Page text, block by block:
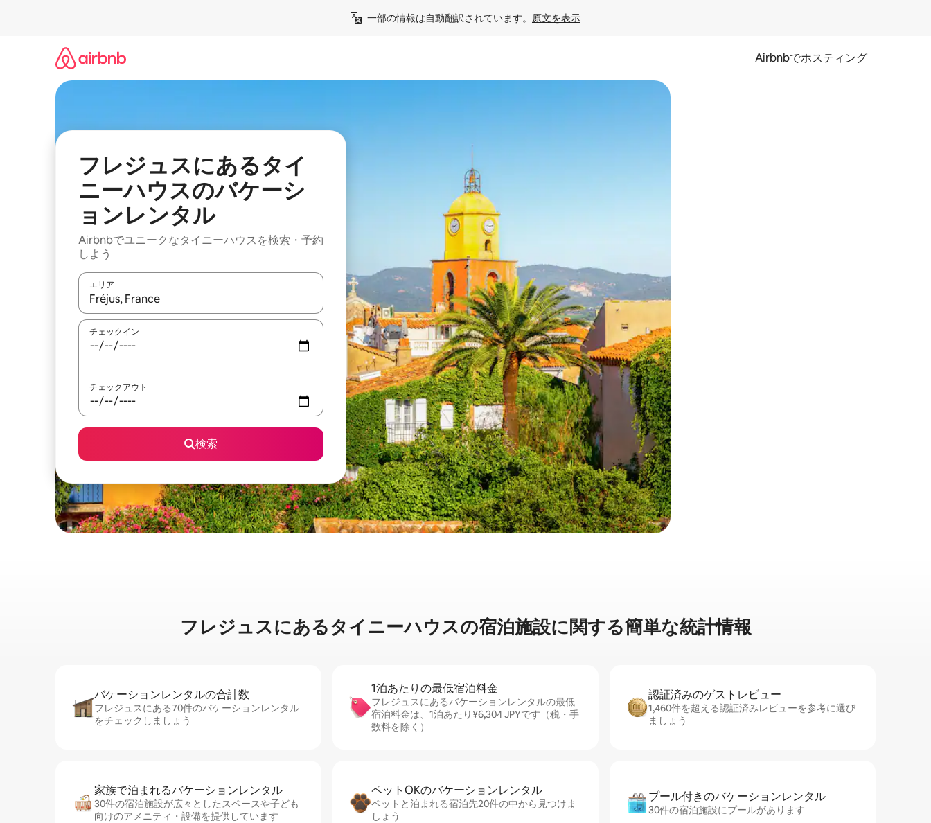
一部の情報は自動翻訳されています。 原文を表示
Airbnbでホスティング
フレジュスにあるタイ
ニーハウスのバケーシ
ョンレンタル
Airbnbでユニークなタイニーハウスを検索・予約
しよう
エリア
検索結果が表示されたら、上下の矢印キーを使って移動するか、画面をタッチまたはスワイプして検索結果を確認することができます。
チェックイン
チェックアウト
検索
フレジュスに⁠あ⁠るタ⁠イ⁠ニ⁠ー⁠ハ⁠ウ⁠ス⁠の宿⁠泊⁠施⁠設⁠に関⁠す⁠る簡⁠単⁠な統⁠計⁠情⁠報
バケーションレ⁠ン⁠タ⁠ル⁠の合⁠計⁠数
フレジュスにある70件のバケーションレンタル
をチェックしましょう
1泊あたりの最⁠低⁠宿⁠泊⁠料⁠金
フレジュスにあるバケーションレンタルの最低
宿泊料金は、1泊あたり¥6,304 JPYです（税・手
数料を除く）
認証済みのゲ⁠ス⁠ト⁠レ⁠ビ⁠ュ⁠ー
1,460件を超える認証済みレビューを参考に選び
ましょう
家族で泊まれるバ⁠ケ⁠ー⁠シ⁠ョ⁠ンレ⁠ン⁠タ⁠ル
30件の宿泊施設が広々としたスペースや子ども
向けのアメニティ・設備を提供しています
ペットOKのバ⁠ケ⁠ー⁠シ⁠ョ⁠ンレ⁠ン⁠タ⁠ル
ペットと泊まれる宿泊先20件の中から見つけま
しょう
プール付きのバ⁠ケ⁠ー⁠シ⁠ョ⁠ンレ⁠ン⁠タ⁠ル
30件の宿泊施設にプールがあります